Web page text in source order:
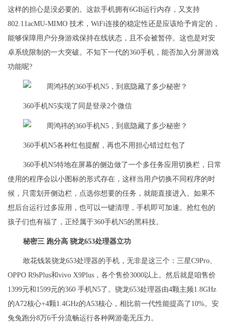
这样的担心是没必要的。这款手机拥有6GB运行内存，又支持
802.11acMU-MIMO 技术，WiFi连接的稳定性还是应该给予肯定的，
能够保障用户分身游戏保持在线状态，且不会被暂停。这也是对安
卓系统限制的一大突破。不知下一代的360手机，能否加入分屏游戏
功能呢?
360手机N5实现了同是登录2个微信
360手机N5各种红包提醒，再也不用担心错过红包了
360手机N5特地在屏幕的侧边做了一个多任务应用切换栏，日常
使用的程序会以小图标的形式存在，这样当用户切换不同程序的时
候，只需划开侧边栏，点选你想要的任务，就能直接进入。如果不
想后台运行过多应用，也可以一键清理，手机即可加速。抢红包的
孩子们也有福了，正经属于360手机N5的黑科技。
秘密三 跑分高 骁龙653处理器立功
敢花钱装骁龙653处理器的手机，无非是这三个：三星C9Pro、
OPPO R9sPlus和vivo X9Plus，各个售价3000以上。然后就是咱售价
1399元和1599元的360 手机N5了。骁龙653处理器由4颗主频1.8GHz
的A72核心+4颗1.4GHz的A53核心，相比前一代性能提高了10%。安
兔兔跑分8万6千分流畅运行各种网游毫无压力。